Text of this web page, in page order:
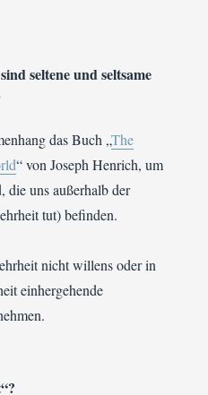
seltene und seltsame
das Buch „The
“ von Joseph Henrich, um
die uns außerhalb der
tut) befinden.
nicht willens oder in
einhergehende